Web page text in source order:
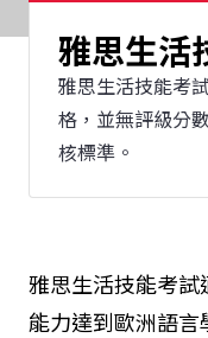
雅思生活
雅思生活技能考
格，並無評級分
核標準。
雅思生活技能考
能力達到歐洲語